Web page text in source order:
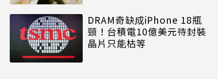
DRAM奇缺成iPhone 18瓶
頸！台積電10億美元待封裝
晶片只能枯等